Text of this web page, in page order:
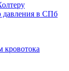
давления в СПб
кровотока